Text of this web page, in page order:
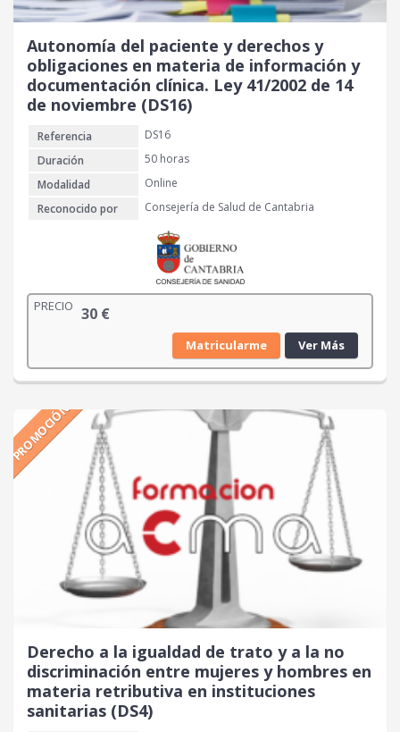
Autonomía del paciente y derechos y
obligaciones en materia de información y
documentación clínica. Ley 41/2002 de 14
de noviembre (DS16)
Referencia
DS16
Duración
50 horas
Modalidad
Online
Reconocido por
Consejería de Salud de Cantabria
PRECIO 30 €
Matricularme Ver Más
PROMOCIÓN
Derecho a la igualdad de trato y a la no
discriminación entre mujeres y hombres en
materia retributiva en instituciones
sanitarias (DS4)